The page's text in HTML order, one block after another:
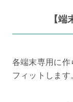
【
各端末専用に作
フィットします